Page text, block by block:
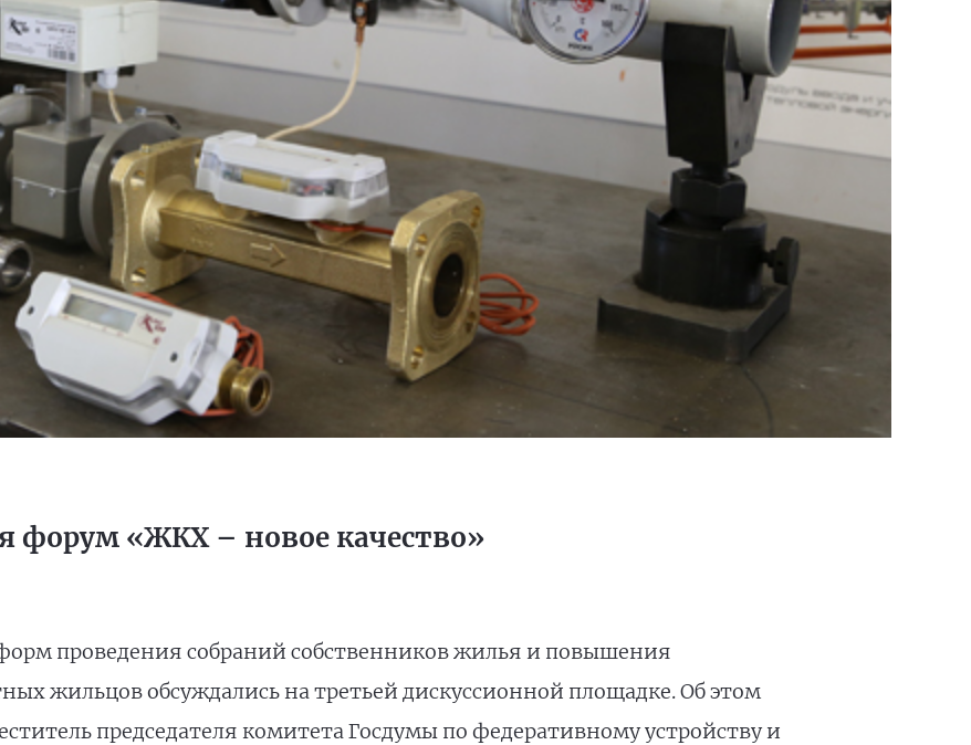
форум «ЖКХ – новое качество»
проведения собраний собственников жилья и повышения
жильцов обсуждались на третьей дискуссионной площадке. Об этом
председателя комитета Госдумы по федеративному устройству и